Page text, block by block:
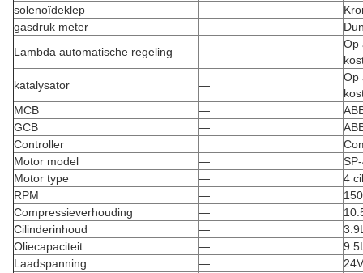
solenoïdeklep
—
gasdruk meter
—
Lambda automatische regeling
—
Op
katalysator
—
Op
MCB
—
GCB
—
Controller
Motor model
—
Motor type
—
4
RPM
—
Compressieverhouding
—
Cilinderinhoud
—
Oliecapaciteit
—
Laadspanning
—